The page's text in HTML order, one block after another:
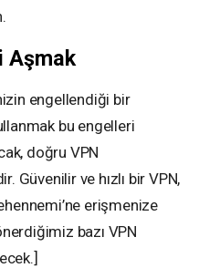
Aşmak
engellendiği bir
bu engelleri
doğru VPN
Güvenilir ve hızlı bir VPN,
erişmenize
bazı VPN